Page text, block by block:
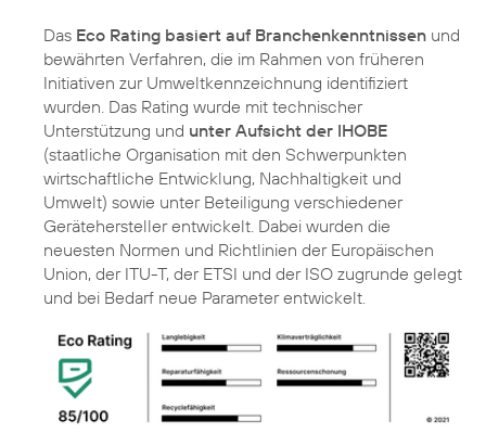
Das Eco Rating basiert auf Branchenkenntnissen und
bewährten Verfahren, die im Rahmen von früheren
Initiativen zur Umweltkennzeichnung identifiziert
wurden. Das Rating wurde mit technischer
Unterstützung und unter Aufsicht der IHOBE
(staatliche Organisation mit den Schwerpunkten
wirtschaftliche Entwicklung, Nachhaltigkeit und
Umwelt) sowie unter Beteiligung verschiedener
Gerätehersteller entwickelt. Dabei wurden die
neuesten Normen und Richtlinien der Europäischen
Union, der ITU-T, der ETSI und der ISO zugrunde gelegt
und bei Bedarf neue Parameter entwickelt.